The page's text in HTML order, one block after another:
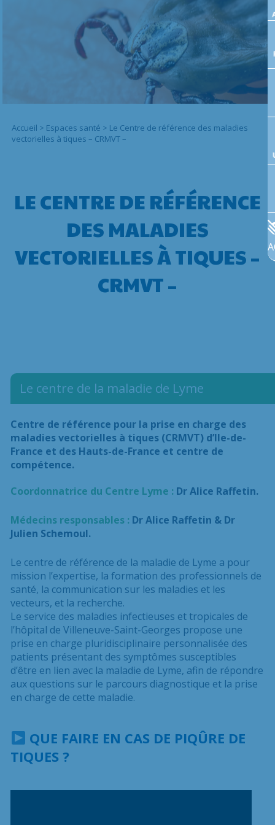
Accueil > Espaces santé > Le Centre de référence des maladies
vectorielles à tiques – CRMVT –
LE CENTRE DE RÉFÉRENCE
DES MALADIES
VECTORIELLES À TIQUES –
CRMVT –
Le centre de la maladie de Lyme
Centre de référence pour la prise en charge des
maladies vectorielles à tiques (CRMVT) d’Ile-de-
France et des Hauts-de-France et centre de
compétence.
Coordonnatrice du Centre Lyme : Dr Alice Raffetin.
Médecins responsables : Dr Alice Raffetin & Dr
Julien Schemoul.
Le centre de référence de la maladie de Lyme a pour
mission l’expertise, la formation des professionnels de
santé, la communication sur les maladies et les
vecteurs, et la recherche.
Le service des maladies infectieuses et tropicales de
l’hôpital de Villeneuve-Saint-Georges propose une
prise en charge pluridisciplinaire personnalisée des
patients présentant des symptômes susceptibles
d’être en lien avec la maladie de Lyme, afin de répondre
aux questions sur le parcours diagnostique et la prise
en charge de cette maladie.
QUE FAIRE EN CAS DE PIQÛRE DE
TIQUES ?